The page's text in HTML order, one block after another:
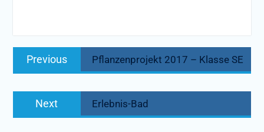
Beitragsnavigation
Previous
Previous
post:
Pflanzenprojekt 2017 – Klasse SE
Next
Next
post:
Erlebnis-Bad